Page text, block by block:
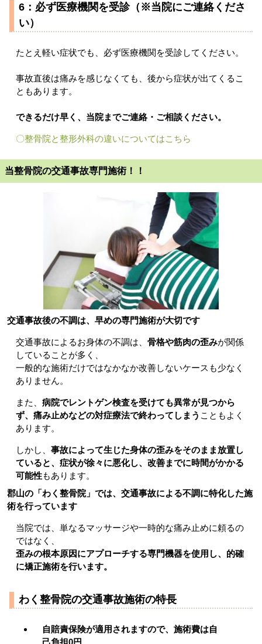
6：必ず医療機関を受診（※当院にご連絡くださ
い）
たとえ軽い症状でも、必ず医療機関を受診してください。
事故直後は痛みを感じなくても、後から症状が出てくるこ
ともあります。
できるだけ早く、当院までご連絡・ご相談ください。
〇整骨院と整形外科の違いについてはこちら
当整骨院の交通事故専門施術！！
交通事故後の不調は、早めの専門施術が大切です
交通事故によるお身体の不調は、 骨格や筋肉の歪みが関係
していることが多く、
一般的な施術だけではなかなか改善しないケースも少なく
ありません。
また、 病院でレントゲン検査を受けても異常が見つから
ず、痛み止めなどの対症療法で終わってしまう こともよく
あります。
しかし、 事故によって生じた身体の歪みをそのまま放置し
ていると、症状が徐々に悪化し、改善までに時間がかかる
可能性もあります。
郡山の「わく整骨院」では、交通事故による不調に特化した施
術を行っています
当院では、単なるマッサージや一時的な痛み止めに頼るの
ではなく、
歪みの根本原因にアプローチする専門機器を使用し、的確
に矯正施術を行います。
わく整骨院の交通事故施術の特長
自賠責保険が適用されますので、施術費は自
己負担0円